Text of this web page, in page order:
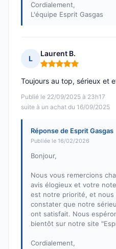
Cordialement,
L'équipe Esprit Gasgas
L
Laurent B.
Note : 5 sur 5
Publié le 22/09/2025 à 23h17
suite à un achat du 16/09/2025
Toujours au top, sérieux et
Réponse de Esprit Gasgas
Publiée le 16/02/2026
Bonjour,
Nous vous remercions
avis élogieux et votre
est notre priorité, et nous
constater que notre
ont satisfait. Nous
bientôt sur notre site
Cordialement,